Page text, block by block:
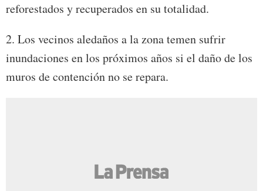
reforestados y recuperados en su totalidad.
2. Los vecinos aledaños a la zona temen sufrir
inundaciones en los próximos años si el daño de los
muros de contención no se repara.